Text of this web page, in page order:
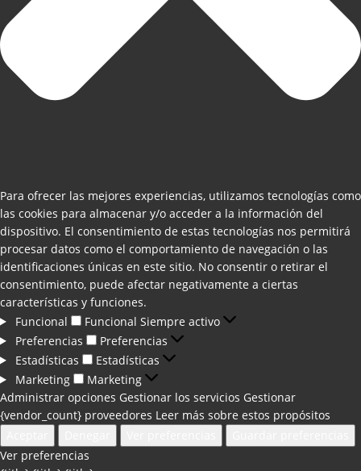
Para ofrecer las mejores experiencias, utilizamos tecnologías como
las cookies para almacenar y/o acceder a la información del
dispositivo. El consentimiento de estas tecnologías nos permitirá
procesar datos como el comportamiento de navegación o las
identificaciones únicas en este sitio. No consentir o retirar el
consentimiento, puede afectar negativamente a ciertas
características y funciones.
Funcional
Funcional Siempre activo
Preferencias
Preferencias
Estadísticas
Estadísticas
Marketing
Marketing
Administrar opciones Gestionar los servicios Gestionar
{vendor_count} proveedores Leer más sobre estos propósitos
Ver preferencias